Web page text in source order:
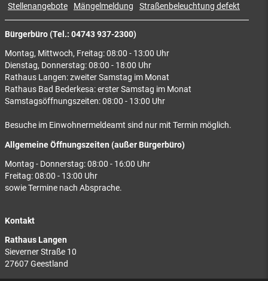
Bürgerbüro (Tel.: 04743 937-2300)
Montag, Mittwoch, Freitag: 08:00 - 13:00 Uhr
Dienstag, Donnerstag: 08:00 - 18:00 Uhr
Rathaus Langen: zweiter Samstag im Monat
Rathaus Bad Bederkesa: erster Samstag im Monat
Samstagsöffnungszeiten: 08:00 - 13:00 Uhr
Besuche im Einwohnermeldeamt sind nur mit Termin möglich.
Allgemeine Öffnungszeiten (außer Bürgerbüro)
Montag - Donnerstag: 08:00 - 16:00 Uhr
Freitag: 08:00 - 13:00 Uhr
sowie Termine nach Absprache.
Kontakt
Rathaus Langen
Sieverner Straße 10
27607 Geestland
Stellenangebote
Mängelmeldung Straßenbeleuchtung defekt